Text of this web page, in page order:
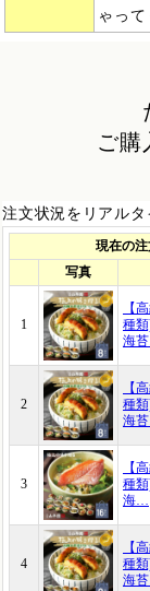
ゃっ
ご購
注文状況をリアルタ